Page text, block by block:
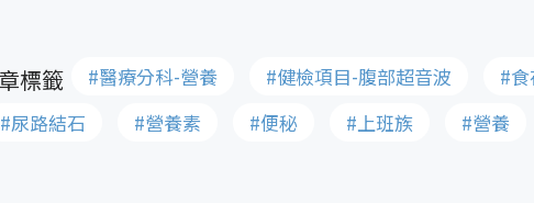
#醫療分科-營養 #健檢項目-腹部超音波 #
#尿路結石
#營養素 #便秘 #上班族 #營養